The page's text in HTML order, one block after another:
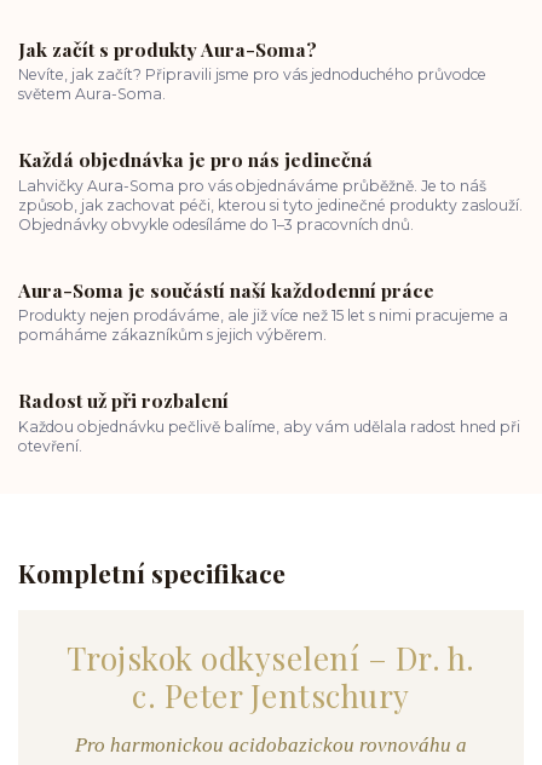
Jak začít s produkty Aura-Soma?
Nevíte, jak začít? Připravili jsme pro vás jednoduchého průvodce
světem Aura-Soma.
Každá objednávka je pro nás jedinečná
Lahvičky Aura-Soma pro vás objednáváme průběžně. Je to náš
způsob, jak zachovat péči, kterou si tyto jedinečné produkty zaslouží.
Objednávky obvykle odesíláme do 1–3 pracovních dnů.
Aura-Soma je součástí naší každodenní práce
Produkty nejen prodáváme, ale již více než 15 let s nimi pracujeme a
pomáháme zákazníkům s jejich výběrem.
Radost už při rozbalení
Každou objednávku pečlivě balíme, aby vám udělala radost hned při
otevření.
Kompletní specifikace
Trojskok odkyselení – Dr. h.
c. Peter Jentschury
Pro harmonickou acidobazickou rovnováhu a